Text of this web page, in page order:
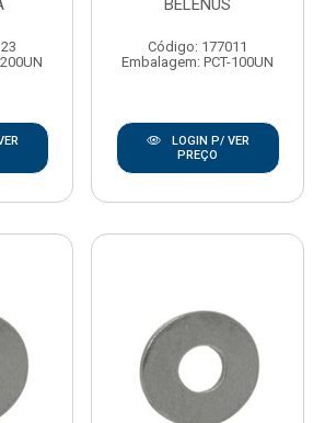
BELENUS
Código: 177011
Embalagem: PCT-100UN
LOGIN P/ VER
PREÇO